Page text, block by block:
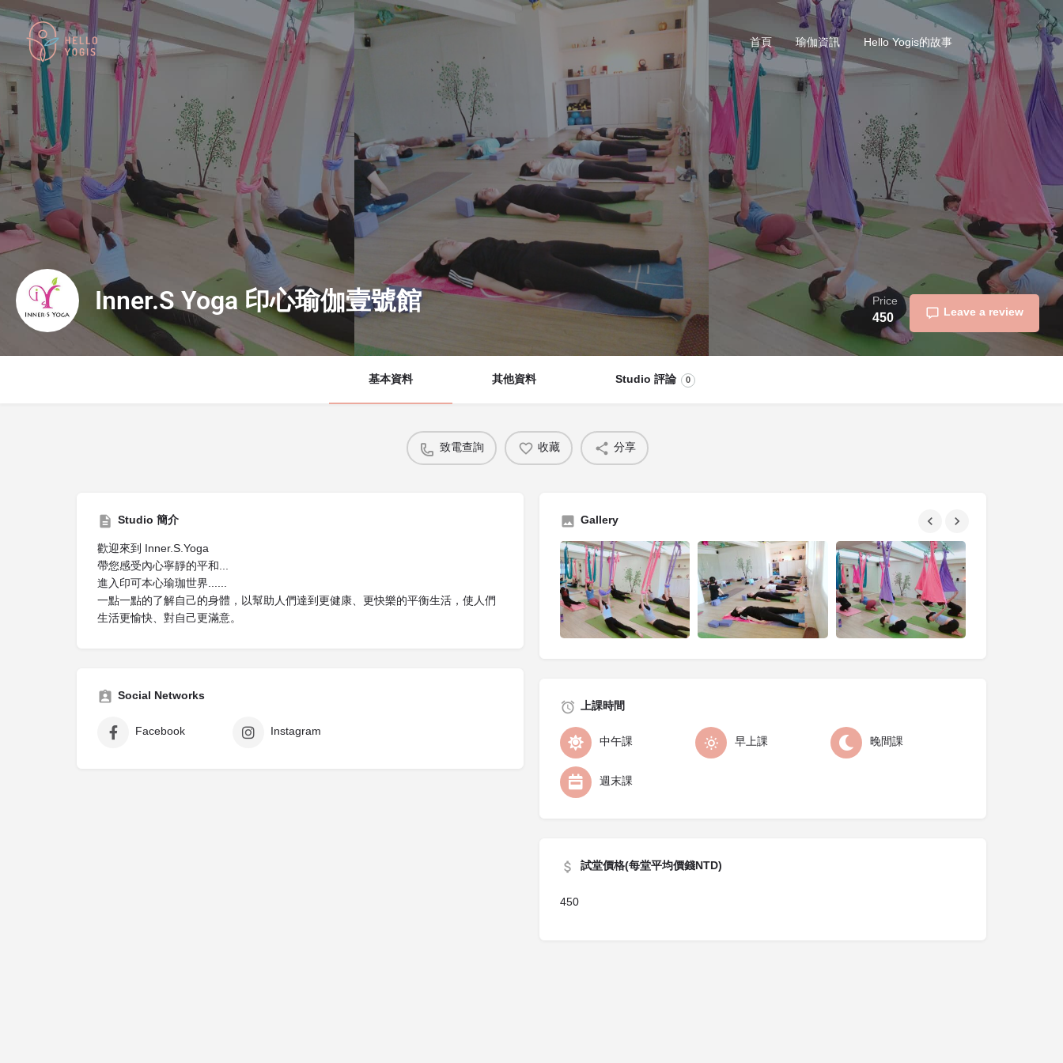
首頁 瑜伽資訊 Hello Yogis的故事
Inner.S Yoga 印心瑜伽壹號館 Price
450 Leave a review
基本資料 其他資料 Studio 評論 0
致電查詢 收藏 分享
Studio 簡介
歡迎來到 Inner.S.Yoga
帶您感受內心寧靜的平和...
進入印可本心瑜珈世界......
一點一點的了解自己的身體，以幫助人們達到更健康、更快樂的平衡生活，使人們
生活更愉快、對自己更滿意。
Social Networks
Facebook Instagram
Gallery
上課時間
中午課 早上課 晚間課
週末課
試堂價格(每堂平均價錢NTD)
450